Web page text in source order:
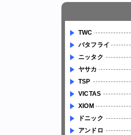
TWC
バタフライ
ニッタク
ヤサカ
TSP
VICTAS
XIOM
ドニック
アンドロ